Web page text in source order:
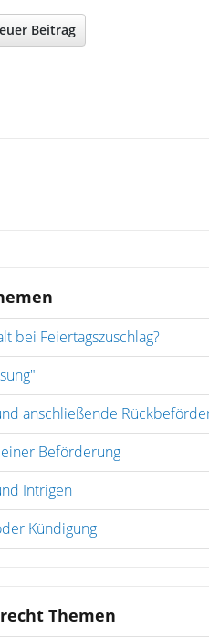
Beitrag
bei Feiertagszuschlag?
anschließende
Beförderung
Intrigen
Kündigung
Themen